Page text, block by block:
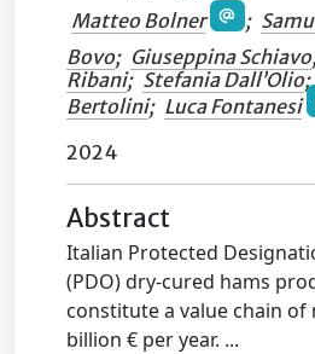
Matteo Bolner ;
Bovo; Giuseppina Schiavo
Ribani; Stefania Dall’Olio;
Bertolini; Luca Fontanesi
2024
Abstract
Italian Protected
(PDO) dry-cured hams
constitute a value chain of
billion € per year. ...